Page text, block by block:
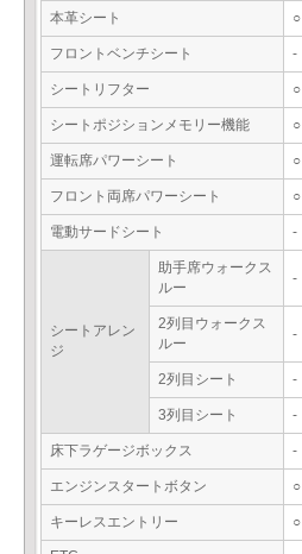
本革シート ○
フロントベンチシート -
シートリフター ○
シートポジションメモリー機能 ○
運転席パワーシート ○
フロント両席パワーシート ○
電動サードシート -
シートアレン
ジ
助手席ウォークス
ルー
-
2列目ウォークス
ルー
-
2列目シート -
3列目シート -
床下ラゲージボックス -
エンジンスタートボタン ○
キーレスエントリー ○